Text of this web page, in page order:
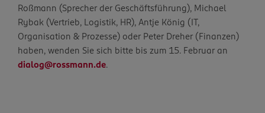
Roßmann (Sprecher der Geschäftsführung), Michael
Rybak (Vertrieb, Logistik, HR), Antje König (IT,
Organisation & Prozesse) oder Peter Dreher (Finanzen)
haben, wenden Sie sich bitte bis zum 15. Februar an
dialog@rossmann.de.